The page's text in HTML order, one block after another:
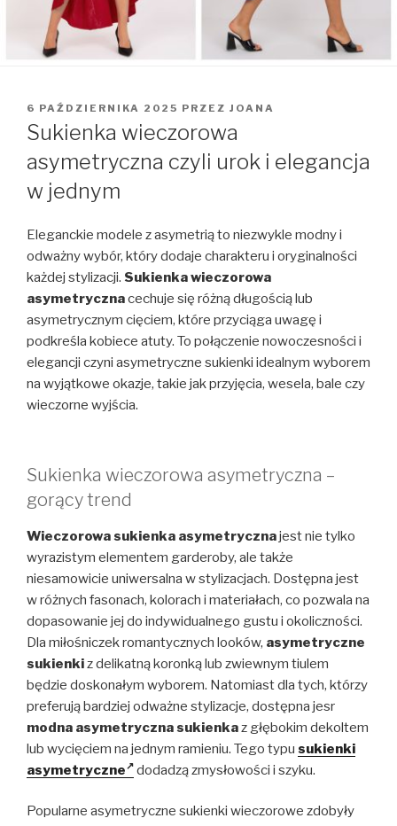
OPUBLIKOWANE
W
6 PAŹDZIERNIKA 2025 PRZEZ JOANA
Sukienka wieczorowa
asymetryczna czyli urok i elegancja
w jednym
Eleganckie modele z asymetrią to niezwykle modny i
odważny wybór, który dodaje charakteru i oryginalności
każdej stylizacji. Sukienka wieczorowa
asymetrycznacechuje się różną długością lub
asymetrycznym cięciem, które przyciąga uwagę i
podkreśla kobiece atuty. To połączenie nowoczesności i
elegancji czyni asymetryczne sukienki idealnym wyborem
na wyjątkowe okazje, takie jak przyjęcia, wesela, bale czy
wieczorne wyjścia.
Sukienka wieczorowa asymetryczna –
gorący trend
Wieczorowa sukienka asymetrycznajest nie tylko
wyrazistym elementem garderoby, ale także
niesamowicie uniwersalna w stylizacjach. Dostępna jest
w różnych fasonach, kolorach i materiałach, co pozwala na
dopasowanie jej do indywidualnego gustu i okoliczności.
Dla miłośniczek romantycznych looków, asymetryczne
sukienkiz delikatną koronką lub zwiewnym tiulem
będzie doskonałym wyborem. Natomiast dla tych, którzy
preferują bardziej odważne stylizacje, dostępna jesr
modna asymetryczna sukienkaz głębokim dekoltem
lub wycięciem na jednym ramieniu. Tego typu sukienki
asymetryczne
dodadzą zmysłowości i szyku.
Popularne asymetryczne sukienki wieczorowe zdobyły